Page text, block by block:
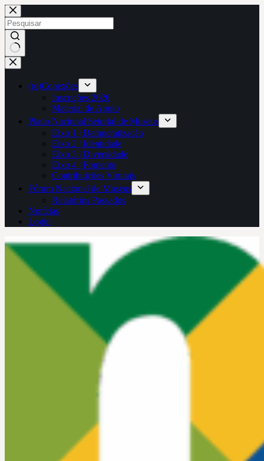
Pular
para
o
conteúdo
Sem
resultados
(re)Conexões
Inscrições 2026
Material de Apoio
Plano Nacional Setorial de Museus
Eixo 1 | Democratização
Eixo 2 | Identidade
Eixo 3 | Diversidade
Eixo 4 | Fomento
Contribuições Virtuais
Fórum Nacional de Museus
Relatórios Passados
Notícias
Login